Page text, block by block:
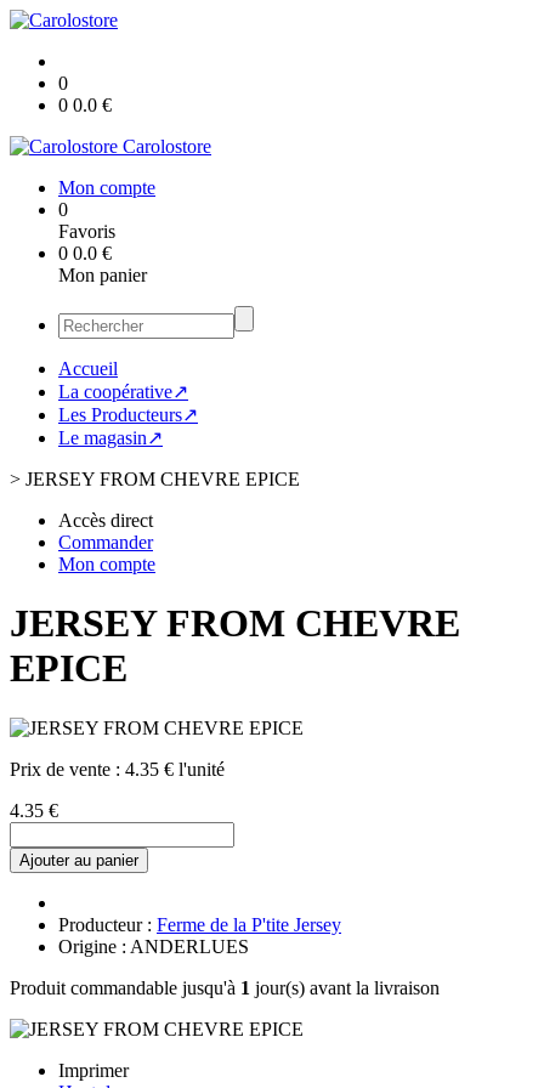
0
0 0.0 €
Carolostore
Mon compte
0
Favoris
0 0.0 €
Mon panier
Accueil
La coopérative↗
Les Producteurs↗
Le magasin↗
> JERSEY FROM CHEVRE EPICE
Accès direct
Commander
Mon compte
JERSEY FROM CHEVRE
EPICE
Prix de vente : 4.35 € l'unité
4.35 €
Ajouter au panier
Producteur : Ferme de la P'tite Jersey
Origine : ANDERLUES
Produit commandable jusqu'à 1 jour(s) avant la livraison
Imprimer